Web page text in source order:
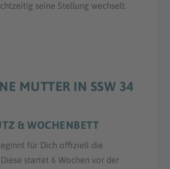
seine Stellung wechselt.
MUTTER IN SSW 34
& WOCHENBETT
für Dich offiziell die
startet 6 Wochen vor der